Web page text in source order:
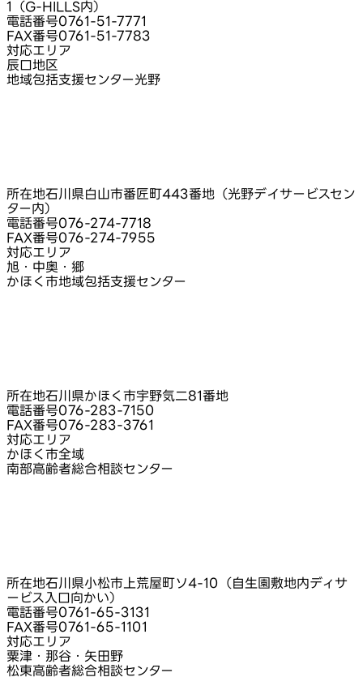
1（G-HILLS内）
電話番号0761-51-7771
FAX番号0761-51-7783
対応エリア
辰口地区
地域包括支援センター光野
所在地石川県白山市番匠町443番地（光野デイサービスセン
ター内）
電話番号076-274-7718
FAX番号076-274-7955
対応エリア
旭・中奥・郷
かほく市地域包括支援センター
所在地石川県かほく市宇野気二81番地
電話番号076-283-7150
FAX番号076-283-3761
対応エリア
かほく市全域
南部高齢者総合相談センター
所在地石川県小松市上荒屋町ソ4-10（自生園敷地内ディサ
ービス入口向かい）
電話番号0761-65-3131
FAX番号0761-65-1101
対応エリア
粟津・那谷・矢田野
松東高齢者総合相談センター